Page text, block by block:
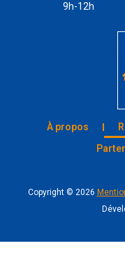
9h-12h
À propos
Copyright © 2026